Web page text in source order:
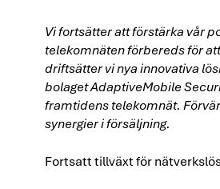
Vi fortsätter att förstärka vår
telekomnäten förbereds för
driftsätter vi nya innovativa
bolaget AdaptiveMobile
framtidens telekomnät.
synergier i försäljning.
Fortsatt tillväxt för